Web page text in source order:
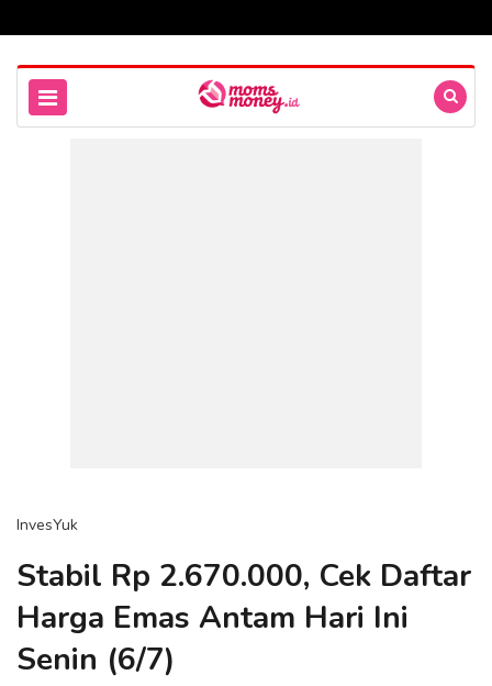
InvesYuk
Stabil Rp 2.670.000, Cek Daftar
Harga Emas Antam Hari Ini
Senin (6/7)